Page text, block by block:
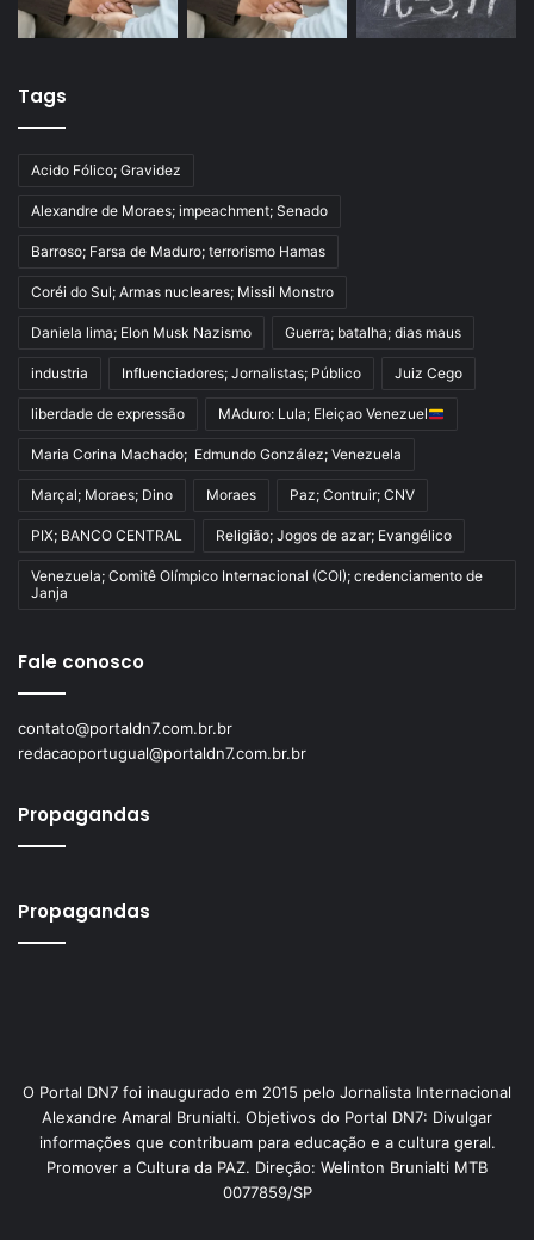
Tags
Acido Fólico; Gravidez
Alexandre de Moraes; impeachment; Senado
Barroso; Farsa de Maduro; terrorismo Hamas
Coréi do Sul; Armas nucleares; Missil Monstro
Daniela lima; Elon Musk Nazismo Guerra; batalha; dias maus
industria Influenciadores; Jornalistas; Público Juiz Cego
liberdade de expressão MAduro: Lula; Eleiçao Venezuel
Maria Corina Machado; Edmundo González; Venezuela
Marçal; Moraes; Dino Moraes Paz; Contruir; CNV
PIX; BANCO CENTRAL Religião; Jogos de azar; Evangélico
Venezuela; Comitê Olímpico Internacional (COI); credenciamento de
Janja
Fale conosco
contato@portaldn7.com.br.br
redacaoportugual@portaldn7.com.br.br
Propagandas
Propagandas
O Portal DN7 foi inaugurado em 2015 pelo Jornalista Internacional
Alexandre Amaral Brunialti. Objetivos do Portal DN7: Divulgar
informações que contribuam para educação e a cultura geral.
Promover a Cultura da PAZ. Direção: Welinton Brunialti MTB
0077859/SP